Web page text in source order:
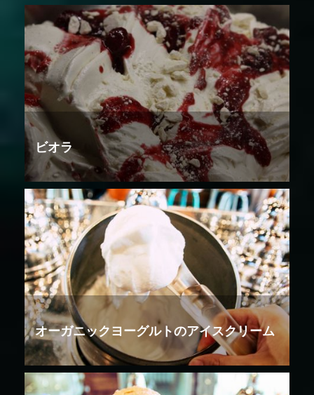
ビオラ
オーガニックヨーグルトのアイスクリーム